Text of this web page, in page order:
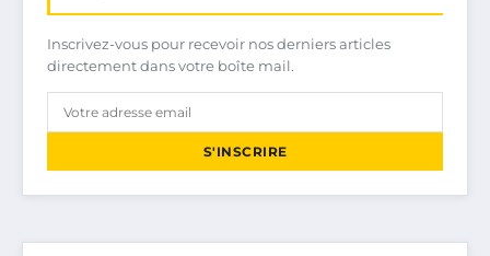
Inscrivez-vous pour recevoir nos derniers articles
directement dans votre boîte mail.
S'INSCRIRE